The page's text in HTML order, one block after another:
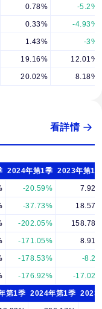
0.78% -5.2%
0.33% -4.93%
1.43% -3%
19.16% 12.01%
20.02% 8.18%
看詳情
2024年第1季 2023年第1季
-20.59% 7.92%
-37.73% 18.57%
-202.05% 158.78%
-171.05% 8.91%
-178.53% -8.2%
-176.92% -17.02%
第1季 2024年第1季 2023